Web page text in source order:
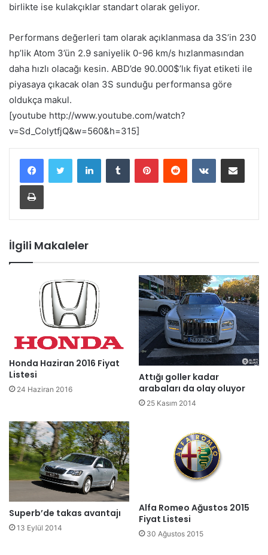
birlikte ise kulakçıklar standart olarak geliyor.
Performans değerleri tam olarak açıklanmasa da 3S’in 230
hp’lik Atom 3’ün 2.9 saniyelik 0-96 km/s hızlanmasından
daha hızlı olacağı kesin. ABD’de 90.000$’lık fiyat etiketi ile
piyasaya çıkacak olan 3S sunduğu performansa göre
oldukça makul.
[youtube http://www.youtube.com/watch?
v=Sd_ColytfjQ&w=560&h=315]
İlgili Makaleler
Honda Haziran 2016 Fiyat
Listesi
24 Haziran 2016
Attığı goller kadar
arabaları da olay oluyor
25 Kasım 2014
Superb’de takas avantajı
13 Eylül 2014
Alfa Romeo Ağustos 2015
Fiyat Listesi
30 Ağustos 2015